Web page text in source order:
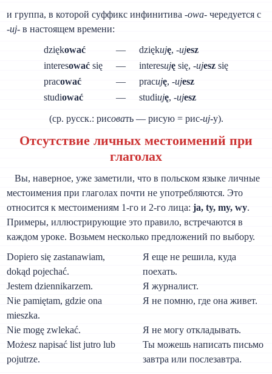
и группа, в которой суффикс инфинитива -owa- чередуется с
-uj- в настоящем времени:
dziękować — dziękuję, -ujesz
interesować się — interesuję się, -ujesz się
pracować — pracuję, -ujesz
studiować — studiuję, -ujesz
(ср. русск.: рисовать — рисую = рис-uj-y).
Отсутствие личных местоимений при
глаголах
Вы, наверное, уже заметили, что в польском языке личные
местоимения при глаголах почти не употребляются. Это
относится к местоимениям 1-го и 2-го лица:ja, ty, my, wy.
Примеры, иллюстрирующие это правило, встречаются в
каждом уроке. Возьмем несколько предложений по выбору.
Dopiero się zastanawiam,
dokąd pojechać.
Я еще не решила, куда
поехать.
Jestem dziennikarzem.
Я журналист.
Nie pamiętam, gdzie ona
mieszka.
Я не помню, где она живет.
Nie mogę zwlekać.
Я не могу откладывать.
Możesz napisać list jutro lub
pojutrze.
Ты можешь написать письмо
завтра или послезавтра.